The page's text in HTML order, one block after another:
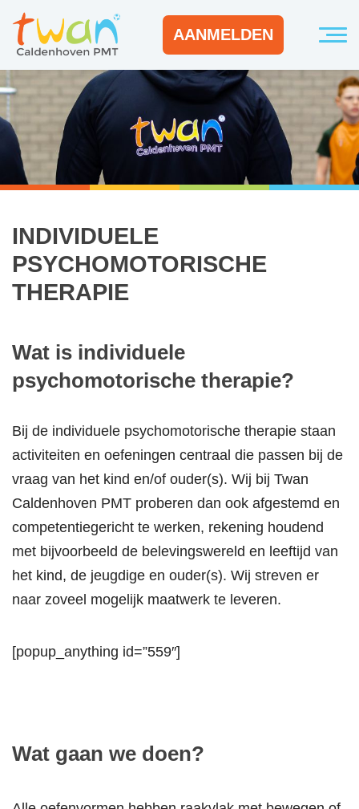
AANMELDEN
INDIVIDUELE
PSYCHOMOTORISCHE
THERAPIE
Wat is individuele
psychomotorische therapie?
Bij de individuele psychomotorische therapie staan
activiteiten en oefeningen centraal die passen bij de
vraag van het kind en/of ouder(s). Wij bij Twan
Caldenhoven PMT proberen dan ook afgestemd en
competentiegericht te werken, rekening houdend
met bijvoorbeeld de belevingswereld en leeftijd van
het kind, de jeugdige en ouder(s). Wij streven er
naar zoveel mogelijk maatwerk te leveren.
[popup_anything id=”559″]
Wat gaan we doen?